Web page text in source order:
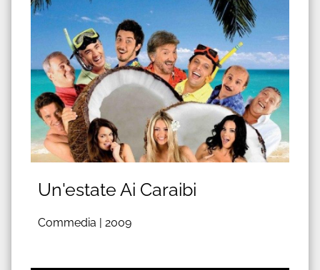
Un'estate Ai Caraibi
Commedia | 2009